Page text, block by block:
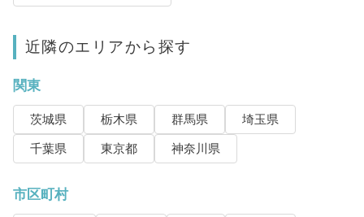
近隣のエリアから探す
関東
茨城県 栃木県 群馬県
埼玉県
千葉県
東京都 神奈川県
市区町村